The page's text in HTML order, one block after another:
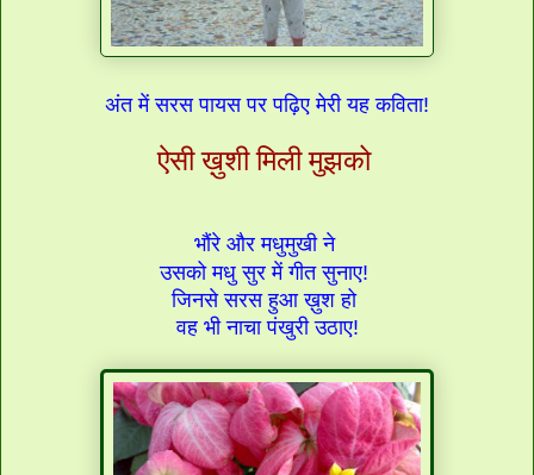
अंत में सरस पायस पर पढ़िए मेरी यह कविता!
ऐसी ख़ुशी मिली मुझको
भौंरे और मधुमुखी ने
उसको मधु सुर में गीत सुनाए!
जिनसे सरस हुआ ख़ुश हो
वह भी नाचा पंखुरी उठाए!